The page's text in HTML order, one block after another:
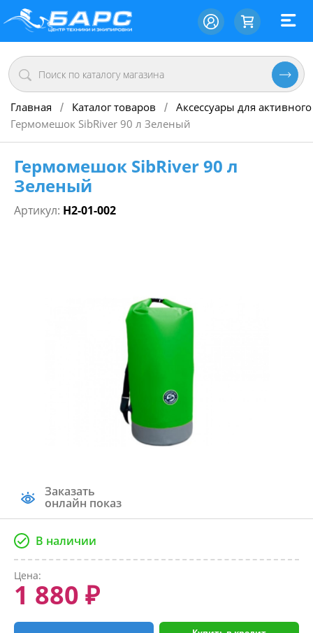
Главная / Каталог товаров / Аксессуары для
Гермомешок SibRiver 90 л Зеленый
Гермомешок SibRiver 90 л
Зеленый
Артикул: Н2-01-002
Заказать
онлайн показ
В наличии
Цена:
1 880 ₽